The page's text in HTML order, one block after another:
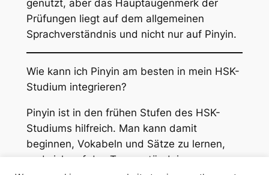
genutzt, aber das Hauptaugenmerk der
Prüfungen liegt auf dem allgemeinen
Sprachverständnis und nicht nur auf Pinyin.
Wie kann ich Pinyin am besten in mein HSK-
Studium integrieren?
Pinyin ist in den frühen Stufen des HSK-
Studiums hilfreich. Man kann damit
beginnen, Vokabeln und Sätze zu lernen,
und sich auf das Tonverständnis